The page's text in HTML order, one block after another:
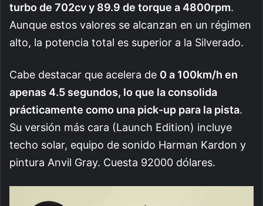
turbo de 702cv y 89.9 de torque a 4800rpm.
Aunque estos valores se alcanzan en un régimen
alto, la potencia total es superior a la Silverado.
Cabe destacar que acelera de 0 a 100km/h en
apenas 4.5 segundos, lo que la consolida
prácticamente como una pick-up para la pista.
Su versión más cara (Launch Edition) incluye
techo solar, equipo de sonido Harman Kardon y
pintura Anvil Gray. Cuesta 92000 dólares.